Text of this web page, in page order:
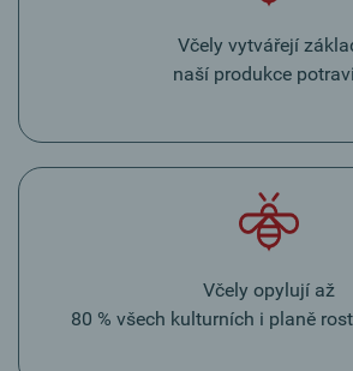
Včely vytvářejí
naší produkce
Včely opylují až
80 % všech kulturních i planě